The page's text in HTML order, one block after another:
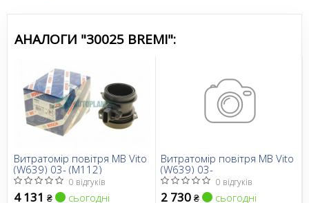
АНАЛОГИ "30025 BREMI":
Витратомір повітря MB Vito
(W639) 03- (M112)
0 відгуків
4 131 ₴ сьогодні
Витратомір повітря MB Vito
(W639) 03-
0 відгуків
2 730 ₴ сьогодні